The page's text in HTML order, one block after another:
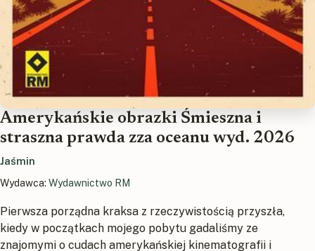
Amerykańskie obrazki Śmieszna i
straszna prawda zza oceanu wyd. 2026
Jaśmin
Wydawca: Wydawnictwo RM
Pierwsza porządna kraksa z rzeczywistością przyszła,
kiedy w początkach mojego pobytu gadaliśmy ze
znajomymi o cudach amerykańskiej kinematografii i